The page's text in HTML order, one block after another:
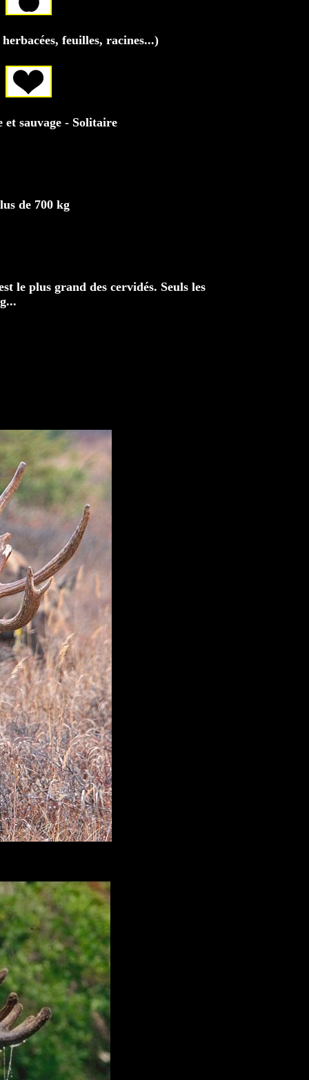
feuilles, racines...)
et sauvage - Solitaire
de 700 kg
le plus grand des cervidés. Seuls les